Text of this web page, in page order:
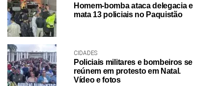
Homem-bomba ataca delegacia e
mata 13 policiais no Paquistão
CIDADES
Policiais militares e bombeiros se
reúnem em protesto em Natal.
Vídeo e fotos